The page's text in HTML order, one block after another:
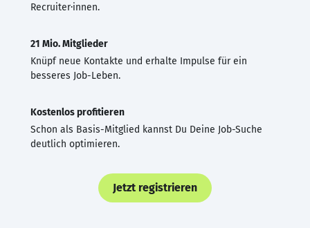
Recruiter·innen.
21 Mio. Mitglieder
Knüpf neue Kontakte und erhalte Impulse für ein
besseres Job-Leben.
Kostenlos profitieren
Schon als Basis-Mitglied kannst Du Deine Job-Suche
deutlich optimieren.
Jetzt registrieren